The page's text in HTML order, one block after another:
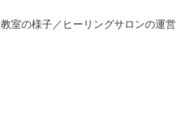
教室の様子／ヒーリングサロンの運営